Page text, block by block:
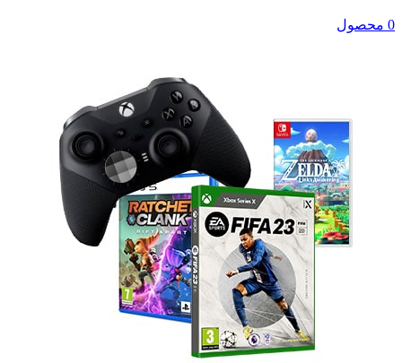
0 محصول